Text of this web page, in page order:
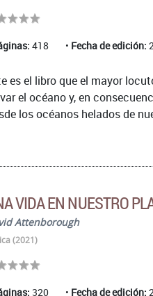
418 Fecha de edición:
es el libro que el mayor
el océano y, en
los océanos helados de
VIDA EN NUESTRO
Attenborough
(2021)
320 Fecha de edición: